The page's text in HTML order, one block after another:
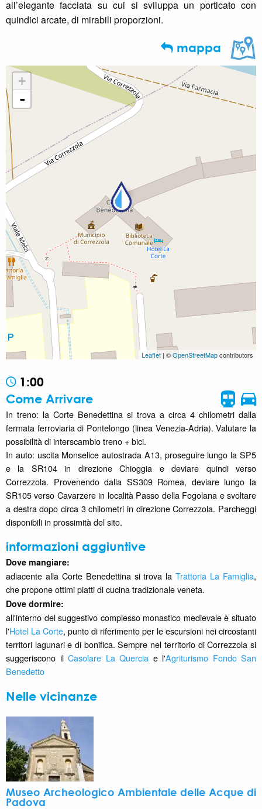
all’elegante facciata su cui si sviluppa un porticato con
quindici arcate, di mirabili proporzioni.
mappa
+
-
Leaflet | ©OpenStreetMapcontributors
1:00
Come Arrivare
In treno: la Corte Benedettina si trova a circa 4 chilometri dalla
fermata ferroviaria di Pontelongo (linea Venezia-Adria). Valutare la
possibilità di interscambio treno + bici.
In auto: uscita Monselice autostrada A13, proseguire lungo la SP5
e la SR104 in direzione Chioggia e deviare quindi verso
Correzzola. Provenendo dalla SS309 Romea, deviare lungo la
SR105 verso Cavarzere in località Passo della Fogolana e svoltare
a destra dopo circa 3 chilometri in direzione Correzzola. Parcheggi
disponibili in prossimità del sito.
informazioni aggiuntive
Dove mangiare:
adiacente alla Corte Benedettina si trova laTrattoria La Famiglia,
che propone ottimi piatti di cucina tradizionale veneta.
Dove dormire:
all'interno del suggestivo complesso monastico medievale è situato
l'Hotel La Corte, punto di riferimento per le escursioni nei circostanti
territori lagunari e di bonifica. Sempre nel territorio di Correzzola si
suggeriscono il Casolare La Quercia e l'Agriturismo Fondo San
Benedetto
Nelle vicinanze
Museo Archeologico Ambientale delle Acque di
Padova